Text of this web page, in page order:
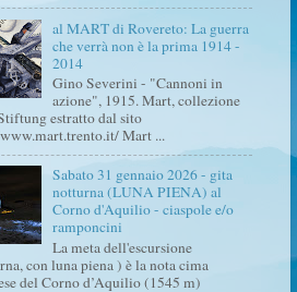
al MART di Rovereto: La guerra
che verrà non è la prima 1914 -
2014
Gino Severini - "Cannoni in
azione", 1915. Mart, collezione
estratto dal sito
Mart ...
Sabato 31 gennaio 2026 - gita
notturna (LUNA PIENA) al
Corno d'Aquilio - ciaspole e/o
ramponcini
La meta dell'escursione
con luna piena ) è la nota cima
del Corno d’Aquilio (1545 m)